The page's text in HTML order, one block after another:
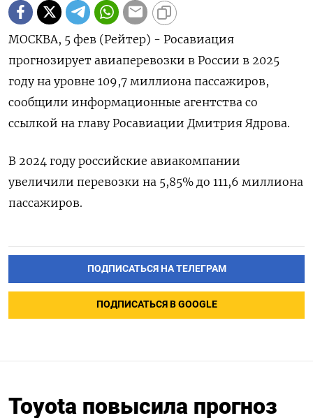
МОСКВА, 5 фев (Рейтер) - Росавиация
прогнозирует авиаперевозки в России в 2025
году на уровне 109,7 миллиона пассажиров,
сообщили информационные агентства со
ссылкой на главу Росавиации Дмитрия Ядрова.
В 2024 году российские авиакомпании
увеличили перевозки на 5,85% до 111,6 миллиона
пассажиров.
ПОДПИСАТЬСЯ НА ТЕЛЕГРАМ
ПОДПИСАТЬСЯ В GOOGLE
Toyota повысила прогноз